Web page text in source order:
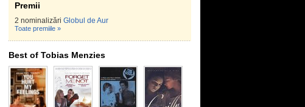
Premii
2 nominalizări Globul de Aur
Toate premiile »
Best of Tobias Menzies